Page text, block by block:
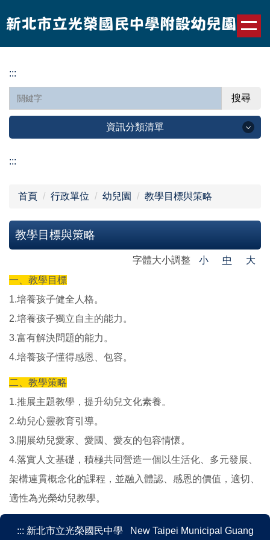
到
:::
搜尋
資訊分類清單
行政單位
光榮園地
樂活書海
活動相簿
影片分享
訊息連結
空氣品質
Daily Talk 達力英語說起來
AI教學專區
:::
首頁 行政單位 幼兒園 教學目標與策略
教學目標與策略
字體大小調整 小 中
大
一、教學目標
1.培養孩子健全人格。
2.培養孩子獨立自主的能力。
3.富有解決問題的能力。
4.培養孩子懂得感恩、包容。
二、教學策略
1.推展主題教學，提升幼兒文化素養。
2.幼兒心靈教育引導。
3.開展幼兒愛家、愛國、愛友的包容情懷。
4.落實人文基礎，積極共同營造一個以生活化、多元發展、
架構連貫概念化的課程，並融入體認、感恩的價值，適切、
適性為光榮幼兒教學。
::: 新北市立光榮國民中學 New Taipei Municipal Guang